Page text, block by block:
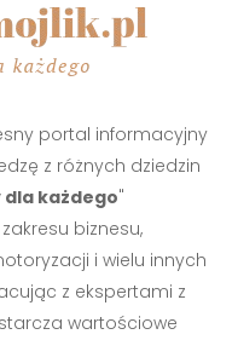
portal informacyjny
z różnych dziedzin
dla każdego"
biznesu,
i wielu innych
z ekspertami z
wartościowe